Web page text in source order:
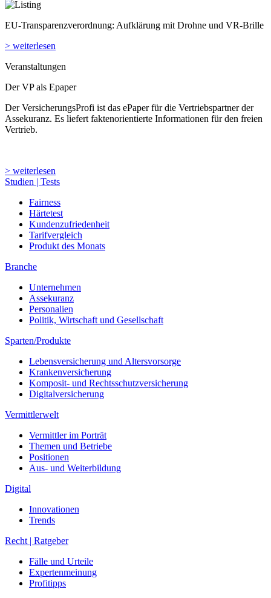
EU-Transparenzverordnung: Aufklärung mit Drohne und VR-Brille
> weiterlesen
Veranstaltungen
Der VP als Epaper
Der VersicherungsProfi ist das ePaper für die Vertriebspartner der
Assekuranz. Es liefert faktenorientierte Informationen für den freien
Vertrieb.
> weiterlesen
Studien | Tests
Fairness
Härtetest
Kundenzufriedenheit
Tarifvergleich
Produkt des Monats
Branche
Unternehmen
Assekuranz
Personalien
Politik, Wirtschaft und Gesellschaft
Sparten/Produkte
Lebensversicherung und Altersvorsorge
Krankenversicherung
Komposit- und Rechtsschutzversicherung
Digitalversicherung
Vermittlerwelt
Vermittler im Porträt
Themen und Betriebe
Positionen
Aus- und Weiterbildung
Digital
Innovationen
Trends
Recht | Ratgeber
Fälle und Urteile
Expertenmeinung
Profitipps